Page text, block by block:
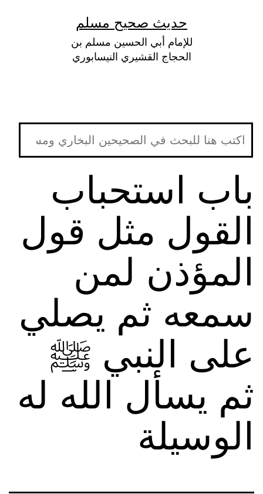
حديث صحيح مسلم
للإمام أبي الحسين مسلم بن
الحجاج القشيري النيسابوري
باب استحباب
القول مثل قول
المؤذن لمن
سمعه ثم يصلي
على النبي ﷺ
ثم يسأل الله له
الوسيلة